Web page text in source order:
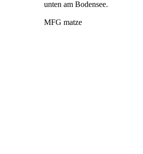
unten am Bodensee.
MFG matze